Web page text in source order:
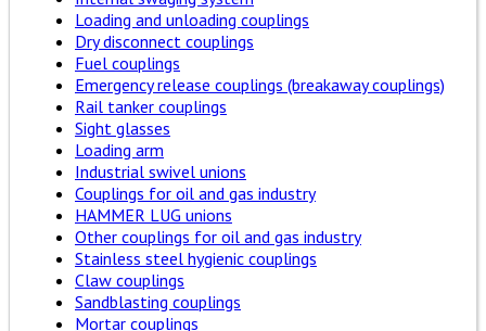
Loading and unloading couplings
Dry disconnect couplings
Fuel couplings
Emergency release couplings (breakaway couplings)
Rail tanker couplings
Sight glasses
Loading arm
Industrial swivel unions
Couplings for oil and gas industry
HAMMER LUG unions
Other couplings for oil and gas industry
Stainless steel hygienic couplings
Claw couplings
Sandblasting couplings
Mortar couplings